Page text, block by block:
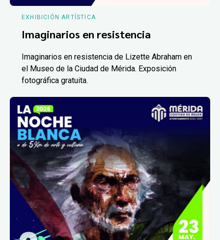
EXHIBICIÓN ARTÍSTICA
Imaginarios en resistencia
Imaginarios en resistencia de Lizette Abraham en
el Museo de la Ciudad de Mérida. Exposición
fotográfica gratuita.